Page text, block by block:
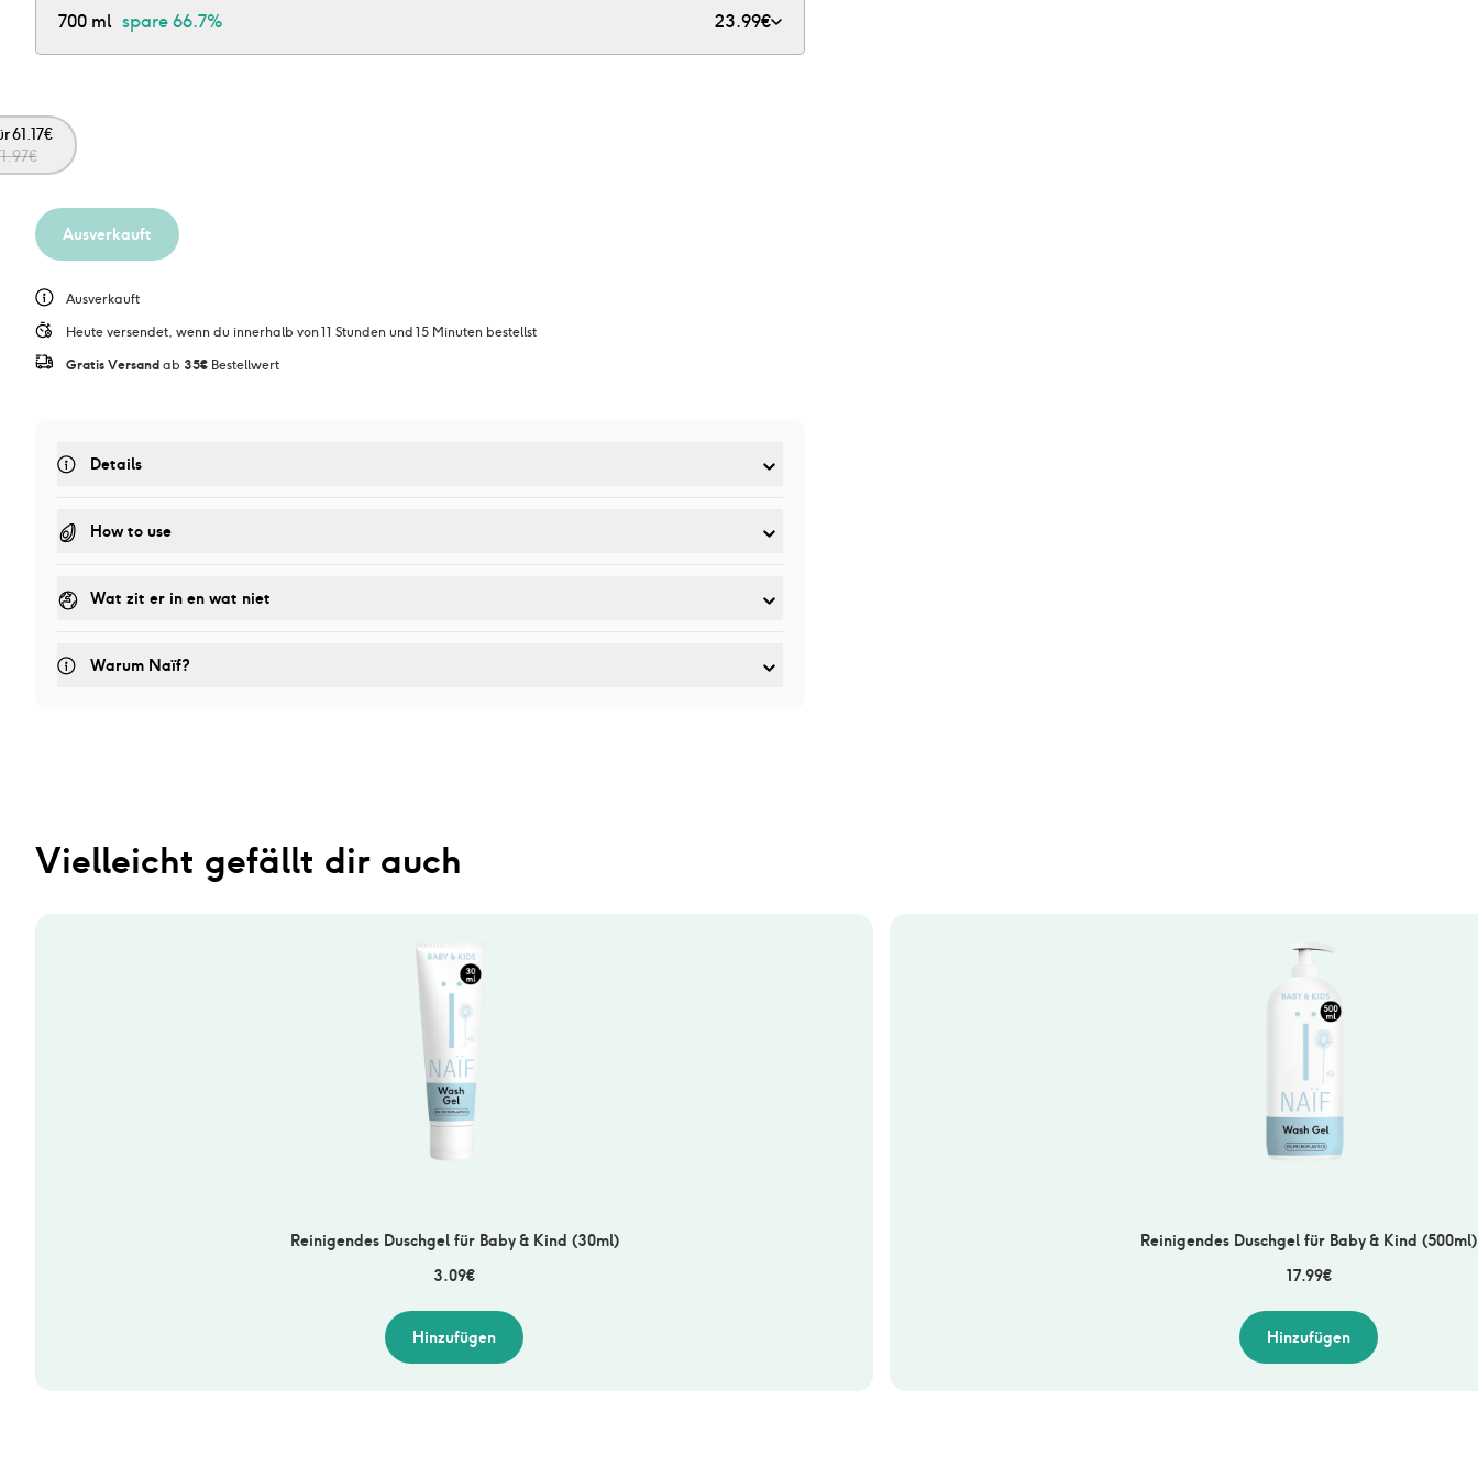
700 ml spare66.7% 23.99€
61.17€
€
Ausverkauft
Ausverkauft
Heute versendet, wenn du innerhalb von 11 Stunden und 15 Minuten bestellst
Gratis Versand ab 35€ Bestellwert
Details
How to use
Wat zit er in en wat niet
Warum Naïf?
Vielleicht gefällt dir auch
Reinigendes Duschgel für Baby & Kind (30ml)
3.09€
Hinzufügen
Reinigendes Duschgel für Baby & Kind (500ml)
17.99€
Hinzufügen